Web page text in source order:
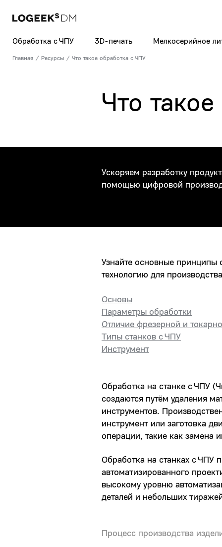
Обработка с ЧПУ 3D-печать Мелкосерийное
Главная Ресурсы Что такое обработка с ЧПУ
Что
Ускоряем разработку
помощью цифровой
Узнайте основные принципы
технологию для
Основы
Параметры обработки
Отличие фрезерной и
Типы станков с ЧПУ
Инструмент
Обработка на станке с ЧПУ
создаются путём удаления
инструментов.
инструмент или заготовка
операции, такие как замена
Обработка на станках с ЧПУ
автоматизированного
высокому уровню
деталей и небольших
Процесс производства